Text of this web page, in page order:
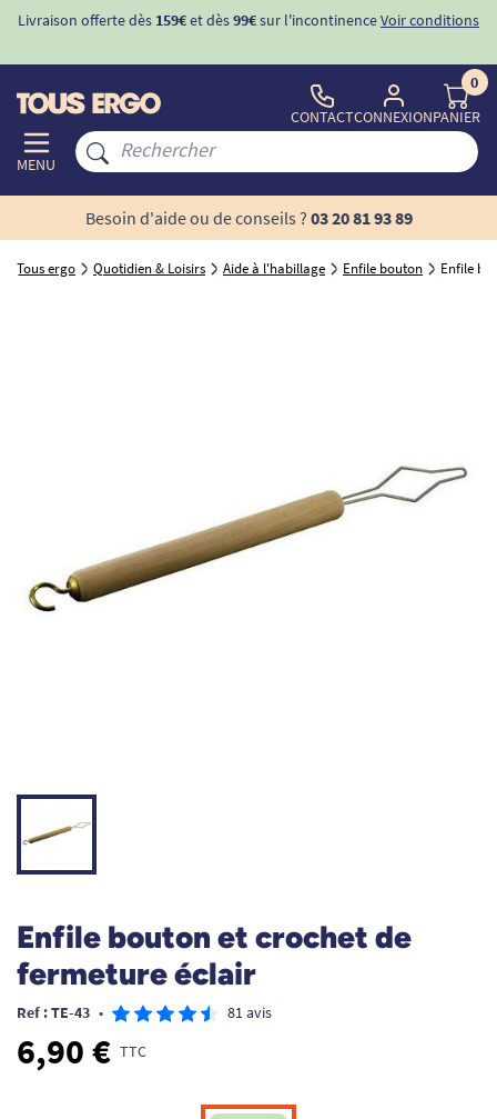
Livraison offerte dès 159€et dès99€sur l'incontinenceVoir conditions
MENU
CONTACTCONNEXION
0
PANIER
Besoin d'aide ou de conseils ? 03 20 81 93 89
Tous ergo Quotidien & Loisirs Aide à l'habillage Enfile bouton Enfile
Enfile bouton et crochet de
fermeture éclair
Ref : TE-43 • 81 avis
6,90 € TTC